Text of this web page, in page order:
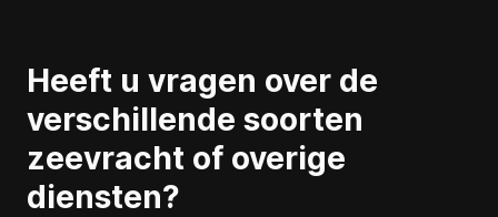
Heeft u vragen over de
verschillende soorten
zeevracht of overige
diensten?